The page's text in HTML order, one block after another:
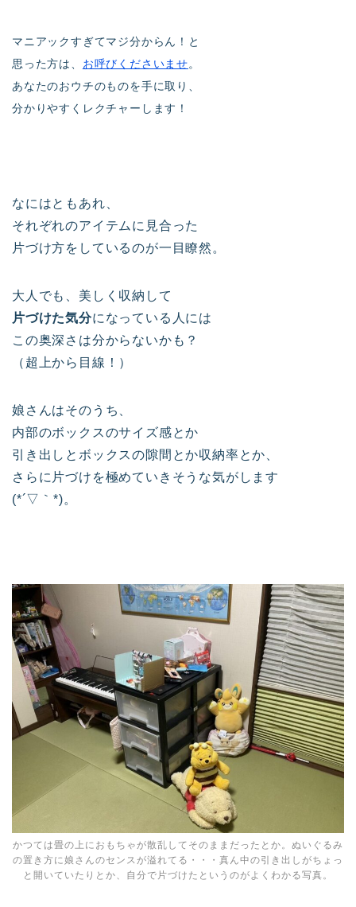
マニアックすぎてマジ分からん！と
思った方は、 お呼びくださいませ。
あなたのおウチのものを手に取り、
分かりやすくレクチャーします！
なにはともあれ、
それぞれのアイテムに見合った
片づけ方をしているのが一目瞭然。
大人でも、美しく収納して
片づけた気分になっている人には
この奥深さは分からないかも？
（超上から目線！）
娘さんはそのうち、
内部のボックスのサイズ感とか
引き出しとボックスの隙間とか収納率とか、
さらに片づけを極めていきそうな気がします
(*´▽｀*)。
かつては畳の上におもちゃが散乱してそのままだったとか。ぬいぐるみ
の置き方に娘さんのセンスが溢れてる・・・真ん中の引き出しがちょっ
と開いていたりとか、自分で片づけたというのがよくわかる写真。